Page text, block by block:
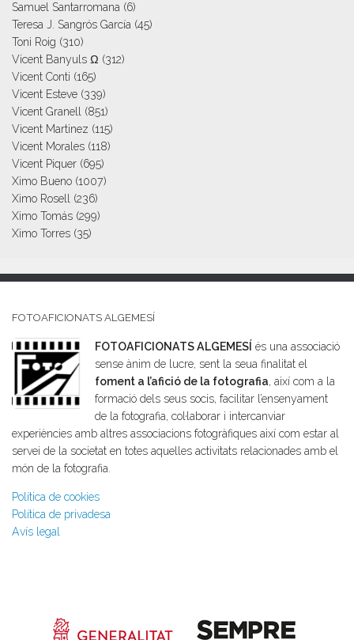
Samuel Santarromana (6)
Teresa J. Sangrós García (45)
Toni Roig (310)
Vicent Banyuls Ω (312)
Vicent Conti (165)
Vicent Esteve (339)
Vicent Granell (851)
Vicent Martinez (115)
Vicent Morales (118)
Vicent Piquer (695)
Ximo Bueno (1007)
Ximo Rosell (236)
Ximo Tomás (299)
Ximo Torres (35)
FOTOAFICIONATS ALGEMESÍ
FOTOAFICIONATS ALGEMESÍ és una associació
sense ànim de lucre, sent la seua finalitat el
foment a l’afició de la fotografia, així com a la
formació dels seus socis, facilitar l’ensenyament
de la fotografia, col·laborar i intercanviar
experiències amb altres associacions fotogràfiques així com estar al
servei de la societat en totes aquelles activitats relacionades amb el
món de la fotografia.
Política de cookies
Política de privadesa
Avís legal